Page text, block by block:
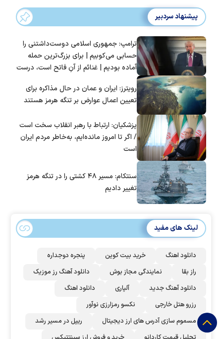
پیشنهاد سردبیر
ترامپ: جمهوری اسلامی دوست‌داشتنی را
حسابی می‌کوبیم | برای بزرگ‌ترین حمله
آماده بودیم | غنائم از آنِ فاتح است، درست
رویترز: ایران و عمان در حال مذاکره برای
تعیین اعمال عوارض بر تنگه هرمز هستند
پزشکیان: ارتباط با رهبر انقلاب سخت است
/ اگر تا امروز مانده‌ایم، به‌خاطر مردم ایران
است
سنتکام: مسیر ۴۸ کشتی را در تنگه هرمز
تغییر دادیم
لینک های مفید
دانلود اهنگ خرید بیت کوین
پنجره دوجداره
راز بقا
نمایندگی مجاز بوش
دانلود آهنگ رز‌ موزیک
دانلود آهنگ جدید
آلپاری
دانلود اهنگ
رزرو هتل خارجی
نکسو رمزارزی نوآور
مسموم سازی آدرس های ارز دیجیتال
ریپل در مسیر رشد